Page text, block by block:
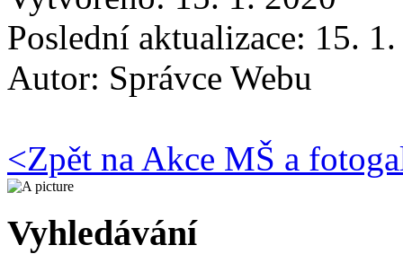
Poslední aktualizace: 15.
Autor: Správce Webu
<Zpět na Akce MŠ a
Vyhledávání